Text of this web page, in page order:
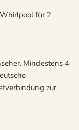
für 2
Mindestens 4
zur